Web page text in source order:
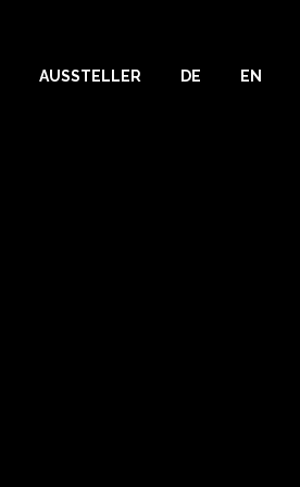
AUSSTELLER DE EN